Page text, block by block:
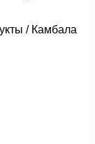
/ Камбала